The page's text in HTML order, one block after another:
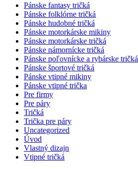
Pánske fantasy tričká
Pánske folklórne tričká
Pánske hudobné tričká
Pánske motorkárske mikiny
Pánske motorkárske tričká
Pánske námornícke tričká
Pánske poľovnícke a rybárske tričká
Pánske športové tričká
Pánske vtipné mikiny
Pánske vtipné trička
Pre firmy
Pre páry
Tričká
Trička pre páry
Uncategorized
Úvod
Vlastný dizajn
Vtipné tričká